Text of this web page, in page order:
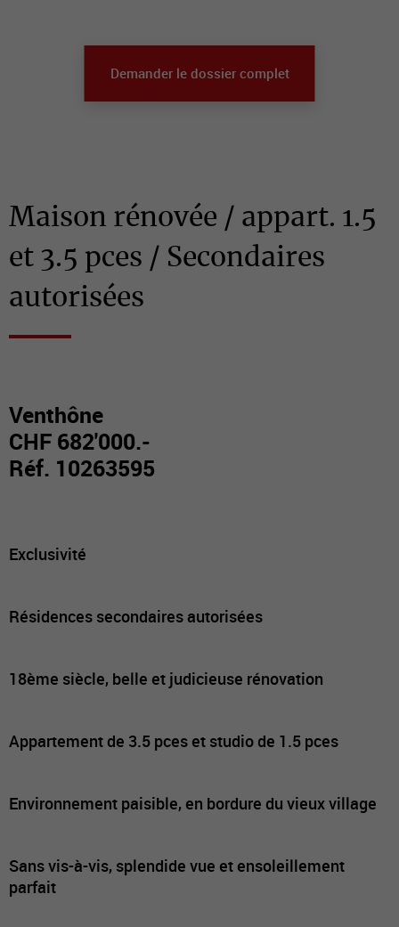
Maison rénovée / appart. 1.5
et 3.5 pces / Secondaires
autorisées
Venthône
CHF 682'000.-
Réf. 10263595
Exclusivité
Résidences secondaires autorisées
18ème siècle, belle et judicieuse rénovation
Appartement de 3.5 pces et studio de 1.5 pces
Environnement paisible, en bordure du vieux village
Sans vis-à-vis, splendide vue et ensoleillement
parfait
Demander le dossier complet